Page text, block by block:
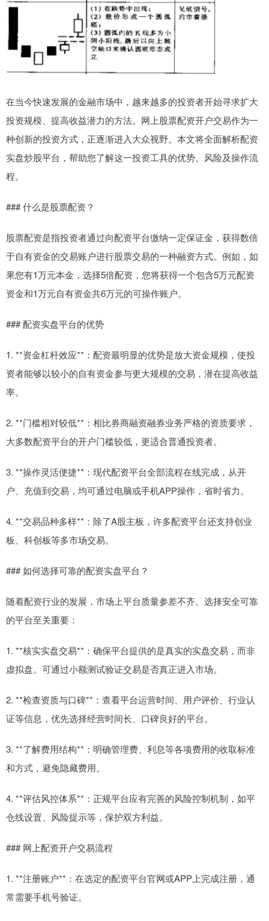
在当今快速发展的金融市场中，越来越多的投资者开始寻求扩大
投资规模、提高收益潜力的方法。网上股票配资开户交易作为一
种创新的投资方式，正逐渐进入大众视野。本文将全面解析配资
实盘炒股平台，帮助您了解这一投资工具的优势、风险及操作流
程。
### 什么是股票配资？
股票配资是指投资者通过向配资平台缴纳一定保证金，获得数倍
于自有资金的交易账户进行股票交易的一种融资方式。例如，如
果您有1万元本金，选择5倍配资，您将获得一个包含5万元配资
资金和1万元自有资金共6万元的可操作账户。
### 配资实盘平台的优势
1. **资金杠杆效应**：配资最明显的优势是放大资金规模，使投
资者能够以较小的自有资金参与更大规模的交易，潜在提高收益
率。
2. **门槛相对较低**：相比券商融资融券业务严格的资质要求，
大多数配资平台的开户门槛较低，更适合普通投资者。
3. **操作灵活便捷**：现代配资平台全部流程在线完成，从开
户、充值到交易，均可通过电脑或手机APP操作，省时省力。
4. **交易品种多样**：除了A股主板，许多配资平台还支持创业
板、科创板等多市场交易。
### 如何选择可靠的配资实盘平台？
随着配资行业的发展，市场上平台质量参差不齐。选择安全可靠
的平台至关重要：
1. **核实实盘交易**：确保平台提供的是真实的实盘交易，而非
虚拟盘。可通过小额测试验证交易是否真正进入市场。
2. **检查资质与口碑**：查看平台运营时间、用户评价、行业认
证等信息，优先选择经营时间长、口碑良好的平台。
3. **了解费用结构**：明确管理费、利息等各项费用的收取标准
和方式，避免隐藏费用。
4. **评估风控体系**：正规平台应有完善的风险控制机制，如平
仓线设置、风险提示等，保护双方利益。
### 网上配资开户交易流程
1. **注册账户**：在选定的配资平台官网或APP上完成注册，通
常需要手机号验证。